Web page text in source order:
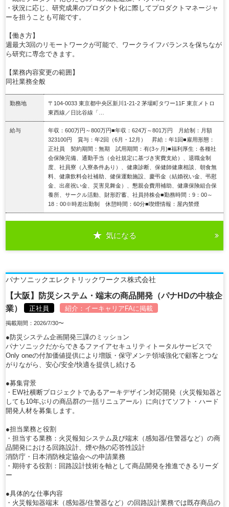
・状況に応じ、研究成果のプロダクト化に際してプロダクトマネージャ
ーを担うことも可能です。
【働き方】
週最大3回のリモートワークが可能で、ワークライフバランスを保ちなが
ら研究に専念できます。
【業務内容変更の範囲】
同社業務全般
勤務地
〒104-0033 東京都中央区新川1-21-2 茅場町タワー11F 東京メトロ
東西線／日比谷線「…
給与
年収：600万円～800万円■年収：624万～801万円 月給制：月額
323100円 賞与：年2回（6月・12月） 昇給：年1回■雇用形態：
正社員 契約期間：無期 試用期間：有(3ヶ月)■福利厚生：各種社
会保険完備、通勤手当（会社規定に基づき実費支給）、退職金制
度、社員寮（入寮条件あり）、健康診断、保健師健康相談、朝食無
料、健康飲料会社補助、健保運動施設、慶弔金（結婚祝い金、弔慰
金、出産祝い金、災害見舞金）、懇親会費用補助、健康保険組合保
養所、サークル活動、財形貯蓄、社員持株会■勤務時間：9：00～
18：00※時差出勤制 休憩時間：60分■喫煙情報：屋内禁煙
気になる
パナソニックエレクトリックワークス株式会社
【大阪】防災システム・端末の商品開発（パナHDの中核企
業）
正社員 紹介： イーキャリアFAに掲載
掲載期間：2026/7/30〜
●防災システム企画開発三課のミッション
パナソニックだからできるファイアセキュリティトータルサービスで
Only oneの付加価値提供により増販・保守メンテ領域強化で顧客とつな
がりながら、安心/安全/快適を提供し続ける
●募集背景
・EW社横断プロジェクトであるアーキデザイン対応開発（火災報知器と
しても10年ぶりの商品群の一括リニュアール）に向けてソフト・ハード
開発人材を募集します。
●担当業務と役割
・担当する業務：火災報知システム及び端末（感知器/住警器など）の商
品開発における回路設計、煙や熱の応答性設計
消防庁・日本消防検定協会への申請業務
・期待する役割：回路設計技術を軸として商品開発を推進できるリーダ
ー
●具体的な仕事内容
・火災報知器端末（感知器/住警器など）の回路設計業務では既存商品の